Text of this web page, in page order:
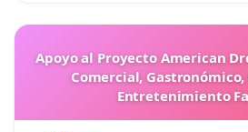
Apoyo al Proyecto American
Comercial,
Entretenimiento